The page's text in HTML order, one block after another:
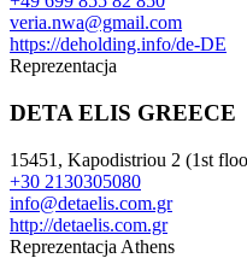
veria.nwa@gmail.com
https://deholding.info/de-DE
Reprezentacja
DETA ELIS GREECE
15451, Kapodistriou 2 (1st
+30 2130305080
info@detaelis.com.gr
http://detaelis.com.gr
Reprezentacja Athens